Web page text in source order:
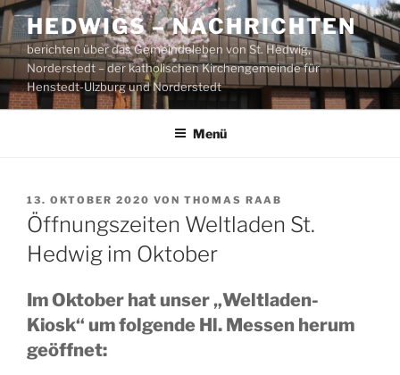
Zum
Inhalt
springen
HEDWIGS – NACHRICHTEN
berichten über das Gemeindeleben von St. Hedwig,
Norderstedt – der katholischen Kirchengemeinde für
Henstedt-Ulzburg und Norderstedt
Menü
VERÖFFENTLICHT
AM
13. OKTOBER 2020 VON THOMAS RAAB
Öffnungszeiten Weltladen St.
Hedwig im Oktober
Im Oktober hat unser „Weltladen-
Kiosk“ um folgende Hl. Messen herum
geöffnet: